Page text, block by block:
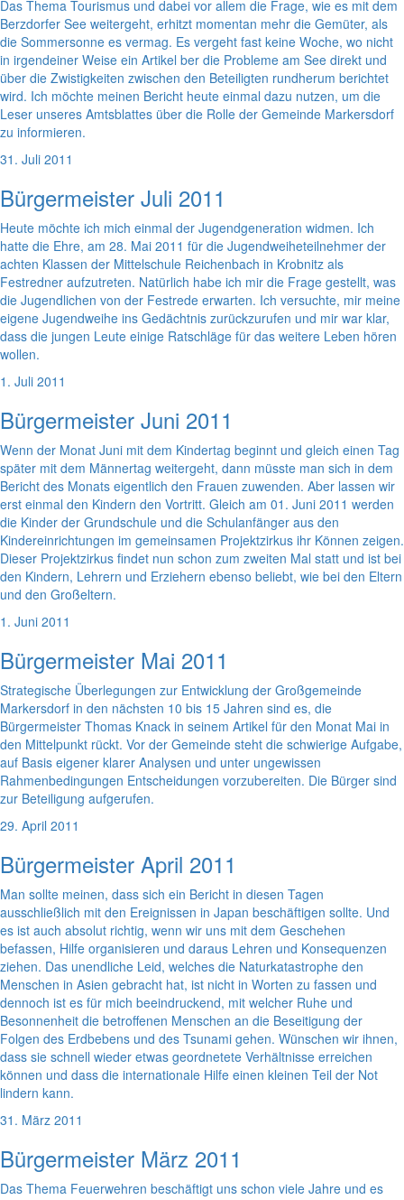
Das Thema Tourismus und dabei vor allem die Frage, wie es mit dem
Berzdorfer See weitergeht, erhitzt momentan mehr die Gemüter, als
die Sommersonne es vermag. Es vergeht fast keine Woche, wo nicht
in irgendeiner Weise ein Artikel ber die Probleme am See direkt und
über die Zwistigkeiten zwischen den Beteiligten rundherum berichtet
wird. Ich möchte meinen Bericht heute einmal dazu nutzen, um die
Leser unseres Amtsblattes über die Rolle der Gemeinde Markersdorf
zu informieren.
31. Juli 2011
Bürgermeister Juli 2011
Heute möchte ich mich einmal der Jugendgeneration widmen. Ich
hatte die Ehre, am 28. Mai 2011 für die Jugendweiheteilnehmer der
achten Klassen der Mittelschule Reichenbach in Krobnitz als
Festredner aufzutreten. Natürlich habe ich mir die Frage gestellt, was
die Jugendlichen von der Festrede erwarten. Ich versuchte, mir meine
eigene Jugendweihe ins Gedächtnis zurückzurufen und mir war klar,
dass die jungen Leute einige Ratschläge für das weitere Leben hören
wollen.
1. Juli 2011
Bürgermeister Juni 2011
Wenn der Monat Juni mit dem Kindertag beginnt und gleich einen Tag
später mit dem Männertag weitergeht, dann müsste man sich in dem
Bericht des Monats eigentlich den Frauen zuwenden. Aber lassen wir
erst einmal den Kindern den Vortritt. Gleich am 01. Juni 2011 werden
die Kinder der Grundschule und die Schulanfänger aus den
Kindereinrichtungen im gemeinsamen Projektzirkus ihr Können zeigen.
Dieser Projektzirkus findet nun schon zum zweiten Mal statt und ist bei
den Kindern, Lehrern und Erziehern ebenso beliebt, wie bei den Eltern
und den Großeltern.
1. Juni 2011
Bürgermeister Mai 2011
Strategische Überlegungen zur Entwicklung der Großgemeinde
Markersdorf in den nächsten 10 bis 15 Jahren sind es, die
Bürgermeister Thomas Knack in seinem Artikel für den Monat Mai in
den Mittelpunkt rückt. Vor der Gemeinde steht die schwierige Aufgabe,
auf Basis eigener klarer Analysen und unter ungewissen
Rahmenbedingungen Entscheidungen vorzubereiten. Die Bürger sind
zur Beteiligung aufgerufen.
29. April 2011
Bürgermeister April 2011
Man sollte meinen, dass sich ein Bericht in diesen Tagen
ausschließlich mit den Ereignissen in Japan beschäftigen sollte. Und
es ist auch absolut richtig, wenn wir uns mit dem Geschehen
befassen, Hilfe organisieren und daraus Lehren und Konsequenzen
ziehen. Das unendliche Leid, welches die Naturkatastrophe den
Menschen in Asien gebracht hat, ist nicht in Worten zu fassen und
dennoch ist es für mich beeindruckend, mit welcher Ruhe und
Besonnenheit die betroffenen Menschen an die Beseitigung der
Folgen des Erdbebens und des Tsunami gehen. Wünschen wir ihnen,
dass sie schnell wieder etwas geordnetete Verhältnisse erreichen
können und dass die internationale Hilfe einen kleinen Teil der Not
lindern kann.
31. März 2011
Bürgermeister März 2011
Das Thema Feuerwehren beschäftigt uns schon viele Jahre und es